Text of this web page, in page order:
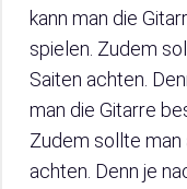
kann man die
spielen. Zudem
Saiten achten.
man die Gitarre
Zudem sollte man
achten. Denn je